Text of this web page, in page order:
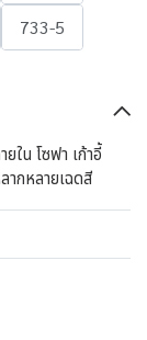
733-5
น โซฟา เก้าอี้
กหลายเฉดสี